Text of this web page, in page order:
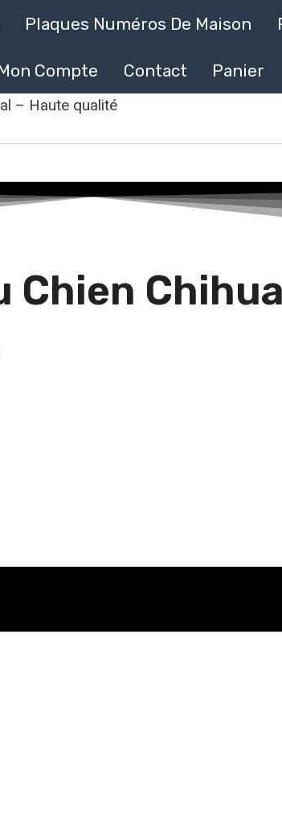
Plaques Numéros De Maison
Compte Contact Panier
– Haute qualité